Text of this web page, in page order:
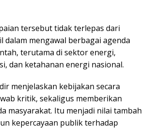
tersebut tidak terlepas dari
dalam mengawal berbagai agenda
terutama di sektor energi,
dan ketahanan energi nasional.
menjelaskan kebijakan secara
kritik, sekaligus memberikan
masyarakat. Itu menjadi nilai tambah
kepercayaan publik terhadap